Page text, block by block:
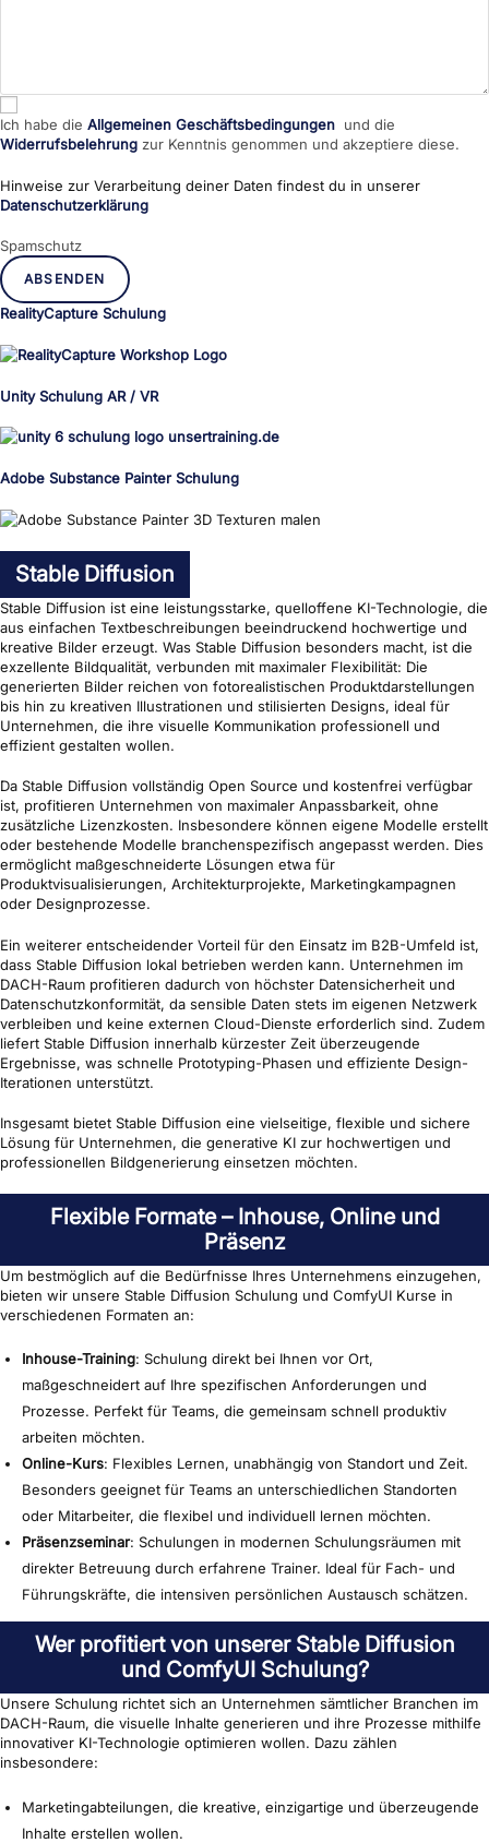
Ich habe die Allgemeinen Geschäftsbedingungen und die
Widerrufsbelehrung zur Kenntnis genommen und akzeptiere diese.
Hinweise zur Verarbeitung deiner Daten findest du in unserer
Datenschutzerklärung
Spamschutz
ABSENDEN
RealityCapture Schulung
Unity Schulung AR / VR
Adobe Substance Painter Schulung
Stable Diffusion
Stable Diffusion ist eine leistungsstarke, quelloffene KI-Technologie, die
aus einfachen Textbeschreibungen beeindruckend hochwertige und
kreative Bilder erzeugt. Was Stable Diffusion besonders macht, ist die
exzellente Bildqualität, verbunden mit maximaler Flexibilität: Die
generierten Bilder reichen von fotorealistischen Produktdarstellungen
bis hin zu kreativen Illustrationen und stilisierten Designs, ideal für
Unternehmen, die ihre visuelle Kommunikation professionell und
effizient gestalten wollen.
Da Stable Diffusion vollständig Open Source und kostenfrei verfügbar
ist, profitieren Unternehmen von maximaler Anpassbarkeit, ohne
zusätzliche Lizenzkosten. Insbesondere können eigene Modelle erstellt
oder bestehende Modelle branchenspezifisch angepasst werden. Dies
ermöglicht maßgeschneiderte Lösungen etwa für
Produktvisualisierungen, Architekturprojekte, Marketingkampagnen
oder Designprozesse.
Ein weiterer entscheidender Vorteil für den Einsatz im B2B-Umfeld ist,
dass Stable Diffusion lokal betrieben werden kann. Unternehmen im
DACH-Raum profitieren dadurch von höchster Datensicherheit und
Datenschutzkonformität, da sensible Daten stets im eigenen Netzwerk
verbleiben und keine externen Cloud-Dienste erforderlich sind. Zudem
liefert Stable Diffusion innerhalb kürzester Zeit überzeugende
Ergebnisse, was schnelle Prototyping-Phasen und effiziente Design-
Iterationen unterstützt.
Insgesamt bietet Stable Diffusion eine vielseitige, flexible und sichere
Lösung für Unternehmen, die generative KI zur hochwertigen und
professionellen Bildgenerierung einsetzen möchten.
Flexible Formate – Inhouse, Online und
Präsenz
Um bestmöglich auf die Bedürfnisse Ihres Unternehmens einzugehen,
bieten wir unsere Stable Diffusion Schulung und ComfyUI Kurse in
verschiedenen Formaten an:
Inhouse-Training: Schulung direkt bei Ihnen vor Ort,
maßgeschneidert auf Ihre spezifischen Anforderungen und
Prozesse. Perfekt für Teams, die gemeinsam schnell produktiv
arbeiten möchten.
Online-Kurs: Flexibles Lernen, unabhängig von Standort und Zeit.
Besonders geeignet für Teams an unterschiedlichen Standorten
oder Mitarbeiter, die flexibel und individuell lernen möchten.
Präsenzseminar: Schulungen in modernen Schulungsräumen mit
direkter Betreuung durch erfahrene Trainer. Ideal für Fach- und
Führungskräfte, die intensiven persönlichen Austausch schätzen.
Wer profitiert von unserer Stable Diffusion
und ComfyUI Schulung?
Unsere Schulung richtet sich an Unternehmen sämtlicher Branchen im
DACH-Raum, die visuelle Inhalte generieren und ihre Prozesse mithilfe
innovativer KI-Technologie optimieren wollen. Dazu zählen
insbesondere:
Marketingabteilungen, die kreative, einzigartige und überzeugende
Inhalte erstellen wollen.